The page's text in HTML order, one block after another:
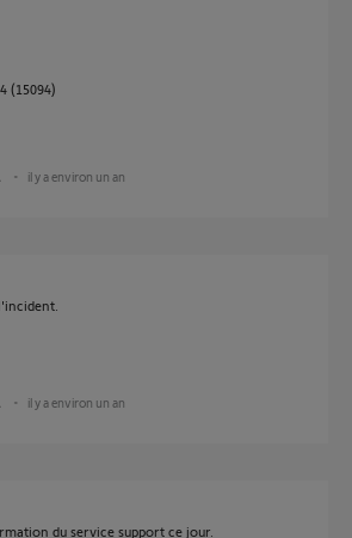
(15094)
il y a environ un an
il y a environ un an
du service support ce jour.